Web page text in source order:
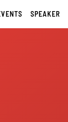
SPEAKER